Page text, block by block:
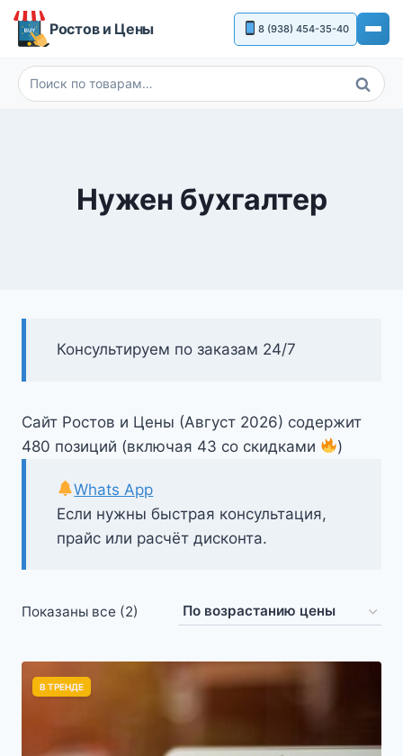
Перейти
Ростов и Цены 8 (938) 454-35-40
Искать:
Поиск
Нужен бухгалтер
Консультируем по заказам 24/7
Сайт Ростов и Цены (Август 2026) содержит
480 позиций (включая 43 со скидками
)
Если нужны быстрая консультация,
прайс или расчёт дисконта.
Whats App
Показаны все (2)
возрастанию
В ТРЕНДЕ